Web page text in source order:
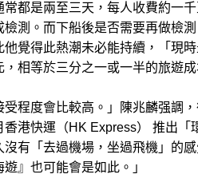
都是兩至三天，每人收費約一
測。而下船後是否需要再做檢
覺得此熱潮未必能持續，「現
相等於三分之一或一半的旅遊成
程度會比較高。」陳兆麟强調
港快運（HK Express） 推出「
有「去過機場，坐過飛機」的
』也可能會是如此。」